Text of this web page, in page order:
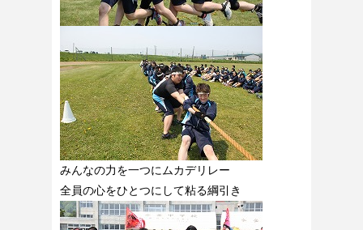
みんなの力を一つにムカデリレー
全員の心をひとつにして粘る綱引き